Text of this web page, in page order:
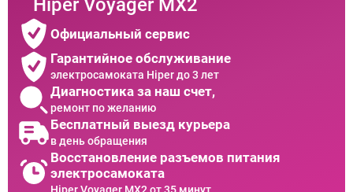
Hiper Voyager MX2
Официальный сервис
Гарантийное обслуживание
электросамоката Hiper до 3 лет
Диагностика за наш счет,
ремонт по желанию
Бесплатный выезд курьера
в день обращения
Восстановление разъемов питания
электросамоката